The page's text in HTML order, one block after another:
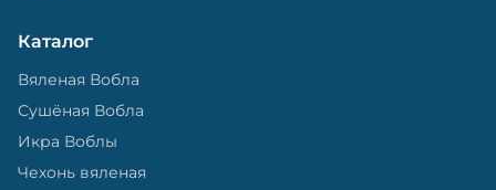
Каталог
Вяленая Вобла
Сушёная Вобла
Икра Воблы
Чехонь вяленая